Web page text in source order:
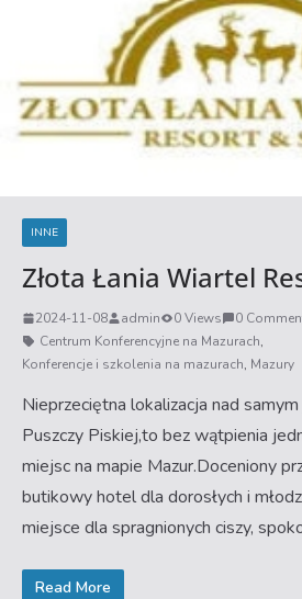
INNE
Złota Łania Wiartel
2024-11-08 admin 0 Views
0
Centrum Konferencyjne na Mazurach,
Konferencje i szkolenia na mazurach, Mazury
Nieprzeciętna lokalizacja nad
Puszczy Piskiej,to bez wątpienia
miejsc na mapie Mazur.Doceniony
butikowy hotel dla dorosłych i
miejsce dla spragnionych ciszy,
Read More